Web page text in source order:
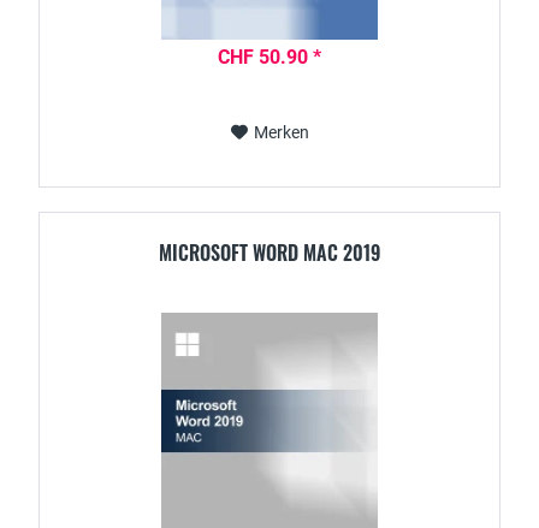
CHF 50.90 *
Merken
MICROSOFT WORD MAC 2019